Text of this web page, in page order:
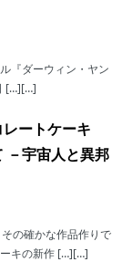
『ダーウィン・ヤン
[…][…]
レートケーキ
－宇宙人と異邦
の確かな作品作りで
キの新作 […][…]